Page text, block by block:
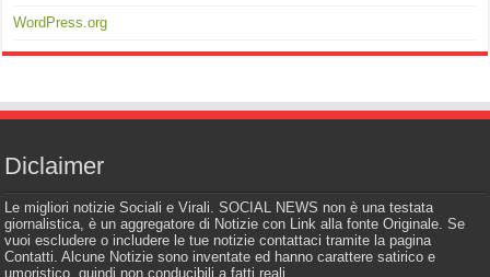
WordPress.org
Diclaimer
Le migliori notizie Sociali e Virali. SOCIAL NEWS non è una testata
giornalistica, è un aggregatore di Notizie con Link alla fonte Originale. Se
vuoi escludere o includere le tue notizie contattaci tramite la pagina
Contatti. Alcune Notizie sono inventate ed hanno carattere satirico e
umoristico, quindi non conducibili a fatti reali.